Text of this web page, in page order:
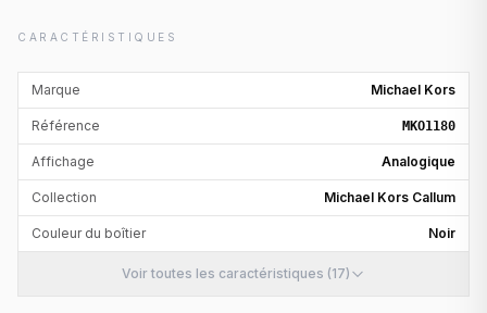
CARACTÉRISTIQUES
Marque Michael Kors
Référence MKO1180
Affichage Analogique
Collection Michael Kors Callum
Couleur du boîtier Noir
Voir toutes les caractéristiques (17)